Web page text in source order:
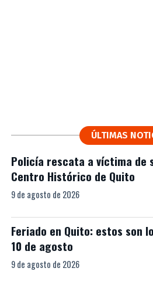
ÚLTIMAS
Policía rescata a víctima de
Centro Histórico de Quito
9 de agosto de 2026
Feriado en Quito: estos son
10 de agosto
9 de agosto de 2026